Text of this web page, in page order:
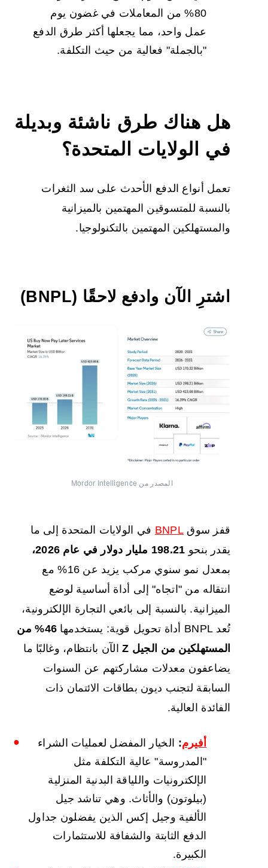
80% من المعاملات في غضون يوم
عمل واحد، مما يجعلها أكثر طرق الدفع
"بالجملة" فعالية من حيث التكلفة.
هل هناك طرق ناشئة وبديلة
في الولايات المتحدة؟
تعمل أنواع الدفع الأحدث على سد الثغرات
بالنسبة للمتسوقين المهتمين بالميزانية
والمستهلكين المهتمين بالتكنولوجيا.
اشترِ الآن وادفع لاحقًا (BNPL)
المصدر من Mordor Intelligence
قفز سوقBNPL في الولايات المتحدة إلى ما
يقدر بنحو 198.21 مليار دولار في عام 2026،
بمعدل نمو سنوي مركب يزيد عن 16% مع
انتقاله من "اتجاه" إلى أداة أساسية لوضع
الميزانية. بالنسبة إلى بائعي التجارة الإلكترونية،
تُعد BNPL أداة تحويل قوية: يستخدمها
46% من
المستهلكين من الجيل Z
الآن بانتظام، وغالبًا ما
يضاعفون معدلات مشاركتهم عن السنوات
السابقة لتجنب ديون بطاقات الائتمان ذات
الفائدة العالية.
أفيرم: الخيار المفضل لعمليات الشراء
"المدروسة" عالية التكلفة مثل
الإلكترونيات واللياقة البدنية المنزلية
(بيلوتون) والأثاث. وهي تناشد جيل
الألفية وجيل إكس الذين يفضلون جداول
الدفع الثابتة والشفافة للاستثمارات
الكبيرة.